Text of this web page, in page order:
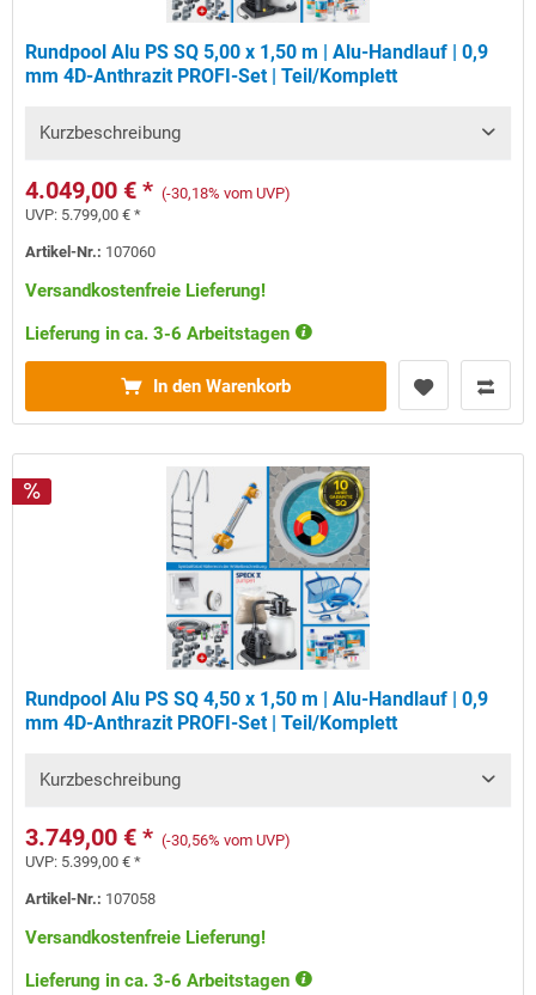
Rundpool Alu PS SQ 5,00 x 1,50 m | Alu-Handlauf | 0,9
mm 4D-Anthrazit PROFI-Set | Teil/Komplett
Kurzbeschreibung
4.049,00 € * (-30,18% vom UVP)
UVP: 5.799,00 € *
Artikel-Nr.: 107060
Versandkostenfreie Lieferung!
Lieferung in ca. 3-6 Arbeitstagen
In den Warenkorb
Rundpool Alu PS SQ 4,50 x 1,50 m | Alu-Handlauf | 0,9
mm 4D-Anthrazit PROFI-Set | Teil/Komplett
Kurzbeschreibung
3.749,00 € * (-30,56% vom UVP)
UVP: 5.399,00 € *
Artikel-Nr.: 107058
Versandkostenfreie Lieferung!
Lieferung in ca. 3-6 Arbeitstagen